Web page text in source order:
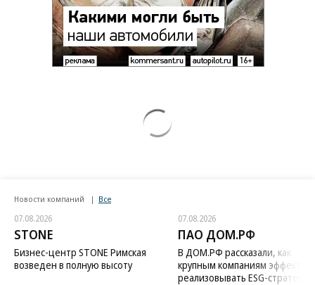
Новости компаний Все
07.08.2026
STONE
Бизнес-центр STONE Римская
возведен в полную высоту
07.08.2026
ПАО ДОМ.РФ
В ДОМ.РФ рассказали, как
крупным компаниям
реализовывать ESG-стратегию